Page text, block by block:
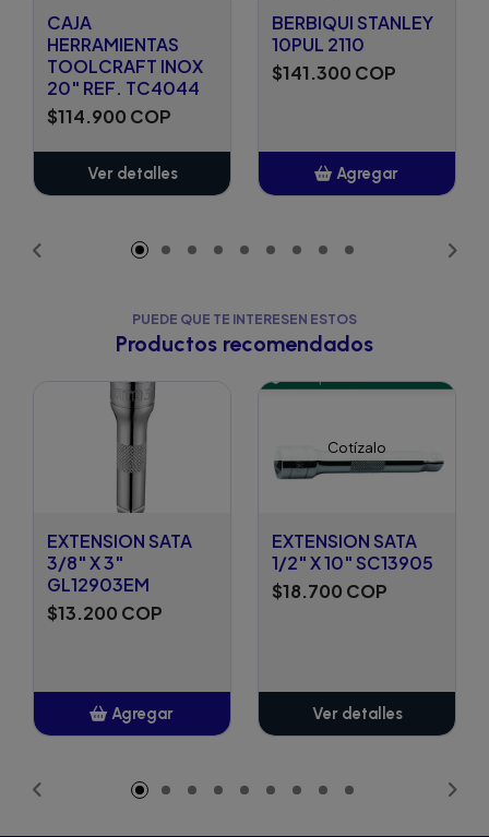
CAJA
HERRAMIENTAS
TOOLCRAFT INOX
20" REF. TC4044
$114.900 COP
Ver detalles
BERBIQUI STANLEY
10PUL 2110
$141.300 COP
Agregar
PUEDE QUE TE INTERESEN ESTOS
Productos recomendados
EXTENSION SATA
3/8" X 3"
GL12903EM
$13.200 COP
Agregar
Cotízalo
EXTENSION SATA
1/2" X 10" SC13905
$18.700 COP
Ver detalles